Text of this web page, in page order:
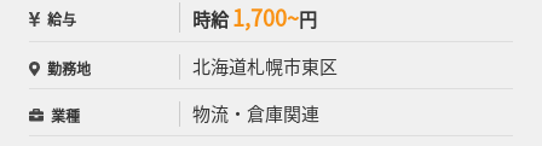
給与 時給1,700~円
勤務地 北海道札幌市東区
業種 物流・倉庫関連